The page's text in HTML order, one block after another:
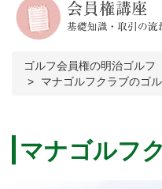
ゴルフ会員権の明治ゴルフ
マナゴルフクラブのゴ
マナゴルフ